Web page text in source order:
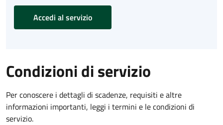
Accedi al servizio
Condizioni di servizio
Per conoscere i dettagli di scadenze, requisiti e altre
informazioni importanti, leggi i termini e le condizioni di
servizio.